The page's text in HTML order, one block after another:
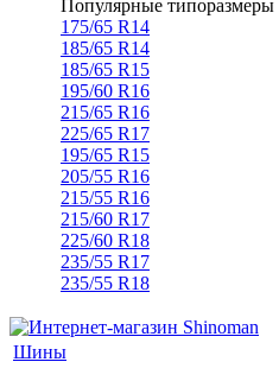
Популярные типоразмеры
175/65 R14
185/65 R14
185/65 R15
195/60 R16
215/65 R16
225/65 R17
195/65 R15
205/55 R16
215/55 R16
215/60 R17
225/60 R18
235/55 R17
235/55 R18
Шины